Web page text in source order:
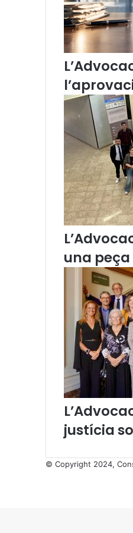
a
,
J
l
i
o
J
a
i
r
a
,
a
s
x
a
a
c
t
e
e
l
una
justícia
© Copyright 2024,